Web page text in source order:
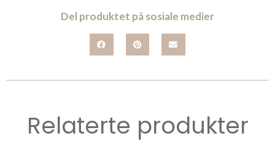
Del produktet på sosiale medier
Relaterte produkter